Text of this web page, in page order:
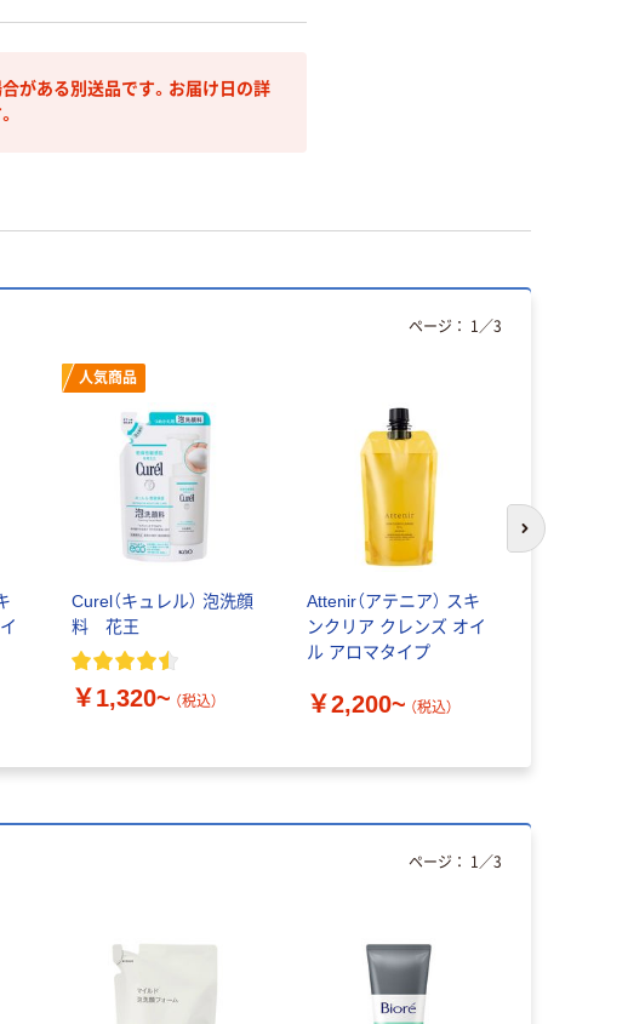
がある別送品です。お届け日の詳
人気商品
Curel（キュレル） 泡洗顔
料 花王
￥1,320~ （税込）
Attenir（アテニア） スキ
ンクリア クレンズ オイ
ル アロマタイプ
￥2,200~ （税込）
ページ： 1 ／3
次のスライド
ページ： 1 ／3